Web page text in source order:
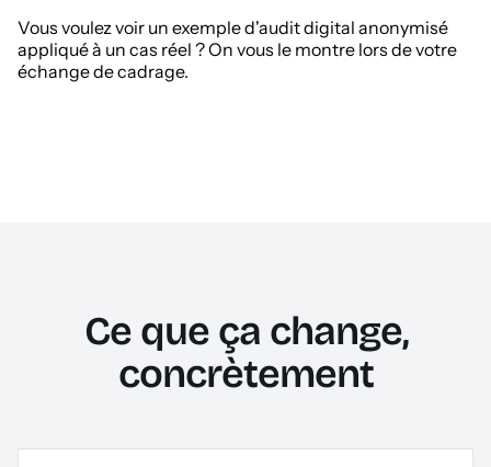
Vous voulez voir un exemple d'audit digital anonymisé
appliqué à un cas réel ? On vous le montre lors de votre
échange de cadrage.
Ce que ça change,
concrètement